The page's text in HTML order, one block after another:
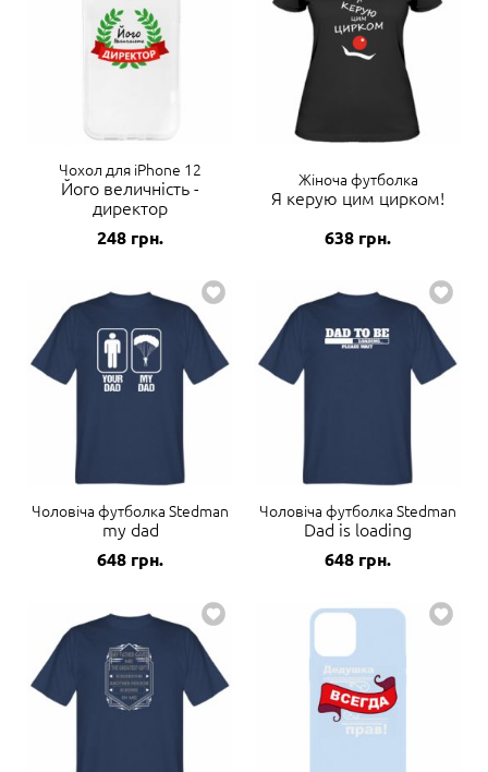
Чохол для iPhone 12
Його величність -
директор
248 грн.
Жіноча футболка
Я керую цим цирком!
638 грн.
Чоловіча футболка Stedman
my dad
648 грн.
Чоловіча футболка Stedman
Dad is loading
648 грн.